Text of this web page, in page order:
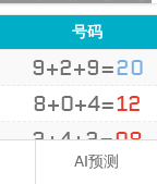
号码
9+2+9=20
8+0+4=12
2+4+2=08
4+9+9=22
AI预测